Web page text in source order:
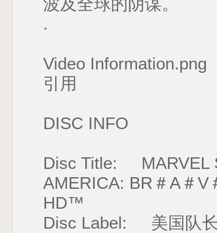
波及全球的阴谋。
.
Video Information.png
引用
DISC INFO
Disc Title: MARVEL
AMERICA: BR＃A＃V
HD™
Disc Label: 美国队